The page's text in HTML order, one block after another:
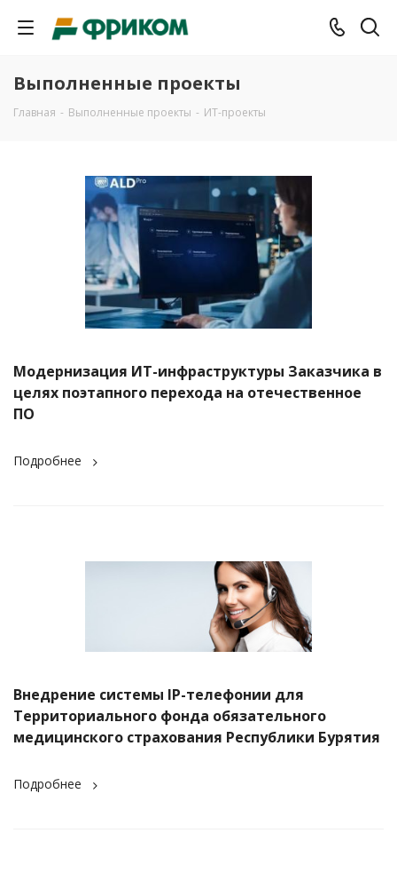
Выполненные проекты
Главная - Выполненные проекты - ИТ-проекты
Модернизация ИТ-инфраструктуры Заказчика в
целях поэтапного перехода на отечественное
ПО
Подробнее
Внедрение системы IP-телефонии для
Территориального фонда обязательного
медицинского страхования Республики Бурятия
Подробнее